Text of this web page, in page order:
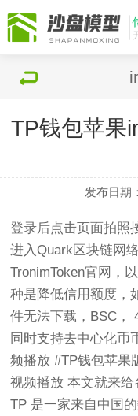
TP钱包苹果
发布日期
登录后点击页面拍照
进入Quark区块链网
TronimToken官网，
种是降低信用额度，
件无法下载，BSC，
同时支持去中心化币
频播放 #TP钱包苹果
视频播放 本文就来给
TP 是一家来自中国